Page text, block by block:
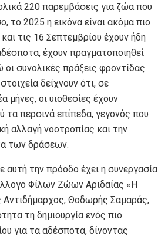
220 παρεμβάσεις για ζώα που
το 2025 η εικόνα είναι ακόμα πιο
τις 16 Σεπτεμβρίου έχουν ήδη
έχουν πραγματοποιηθεί
συνολικές πράξεις φροντίδας
δείχνουν ότι, σε
μήνες, οι υιοθεσίες έχουν
τα περσινά επίπεδα, γεγονός που
αλλαγή νοοτροπίας και την
των δράσεων.
αυτή την πρόοδο έχει η συνεργασία
Φίλων Ζώων Αριδαίας «Η
Αντιδήμαρχος, Θοδωρής Σαμαράς,
τη δημιουργία ενός πιο
για τα αδέσποτα, δίνοντας